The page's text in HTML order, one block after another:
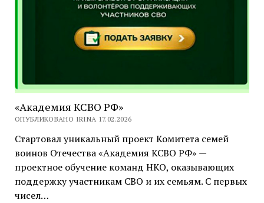
«Академия КСВО РФ»
ОПУБЛИКОВАНО IRINA 17.02.2026
Стартовал уникальный проект Комитета семей
воинов Отечества «Академия КСВО РФ» —
проектное обучение команд НКО, оказывающих
поддержку участникам СВО и их семьям. С первых
чисел…